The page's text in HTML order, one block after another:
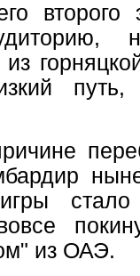
стало
из ОАЭ.